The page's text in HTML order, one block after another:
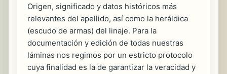
Origen, significado y datos históricos más
relevantes del apellido, así como la heráldica
(escudo de armas) del linaje. Para la
documentación y edición de todas nuestras
láminas nos regimos por un estricto protocolo
cuya finalidad es la de garantizar la veracidad y